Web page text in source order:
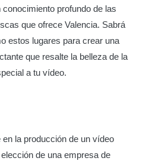
profundo de las
que ofrece Valencia. Sabrá
estos lugares para crear una
que resalte la belleza de la
a tu vídeo.
la producción de un vídeo
de una empresa de